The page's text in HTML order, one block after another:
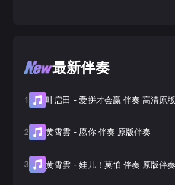
最新伴奏
1 叶启田 -爱拼才会赢 伴奏 高清原
2 黄霄雲 - 愿你 伴奏 原版伴奏
3 黄霄雲 -娃儿！莫怕 伴奏 原版伴奏